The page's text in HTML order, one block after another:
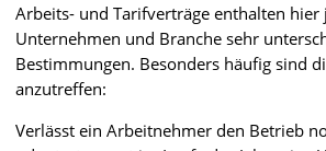
Arbeits- und Tarifverträge enthalten hier
Unternehmen und Branche sehr
Bestimmungen. Besonders häufig sind
anzutreffen:
Verlässt ein Arbeitnehmer den Betrieb